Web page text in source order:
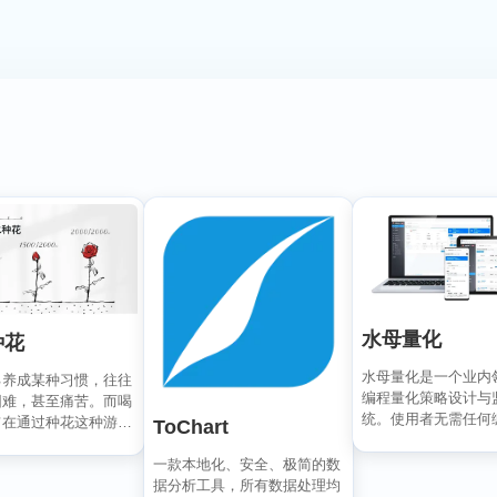
花
成某种习惯，往往
，甚至痛苦。而喝
通过种花这种游戏
ToChart
一款本地化、安全、极简的数
据分析工具，所有数据处理均
水母量化
水母量化是一个业内
编程量化策略设计与
统。使用者无需任何